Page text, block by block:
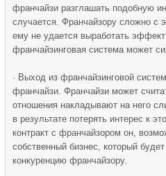
франчайзи разглашать подобную
случается. Франчайзору сложно с
ему не удается выработать
франчайзинговая система может
· Выход из франчайзинговой
франчайзи. Франчайзи может
отношения накладывают на него
в результате потерять интерес к
контракт с франчайзором он,
собственный бизнес, который
конкуренцию франчайзору.